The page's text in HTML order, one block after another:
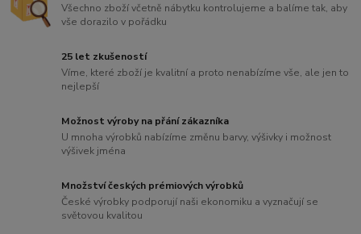
Všechno zboží včetně nábytku kontrolujeme a balíme tak, aby
vše dorazilo v pořádku
25 let zkušeností
Víme, které zboží je kvalitní a proto nenabízíme vše, ale jen to
nejlepší
Možnost výroby na přání zákazníka
U mnoha výrobků nabízíme změnu barvy, výšivky i možnost
výšivek jména
Množství českých prémiových výrobků
České výrobky podporují naši ekonomiku a vyznačují se
světovou kvalitou